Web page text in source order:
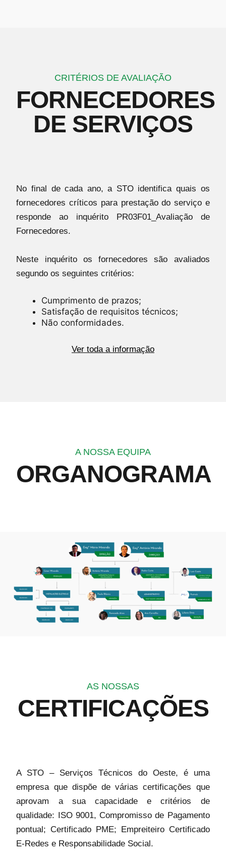
CRITÉRIOS DE AVALIAÇÃO
FORNECEDORES
DE SERVIÇOS
No final de cada ano, a STO identifica quais os
fornecedores críticos para prestação do serviço e
responde ao inquérito PR03F01_Avaliação de
Fornecedores.
Neste inquérito os fornecedores são avaliados
segundo os seguintes critérios:
Cumprimento de prazos;
Satisfação de requisitos técnicos;
Não conformidades.
Ver toda a informação
A NOSSA EQUIPA
ORGANOGRAMA
AS NOSSAS
CERTIFICAÇÕES
A STO – Serviços Técnicos do Oeste, é uma
empresa que dispõe de várias certificações que
aprovam a sua capacidade e critérios de
qualidade: ISO 9001, Compromisso de Pagamento
pontual; Certificado PME; Empreiteiro Certificado
E-Redes e Responsabilidade Social.